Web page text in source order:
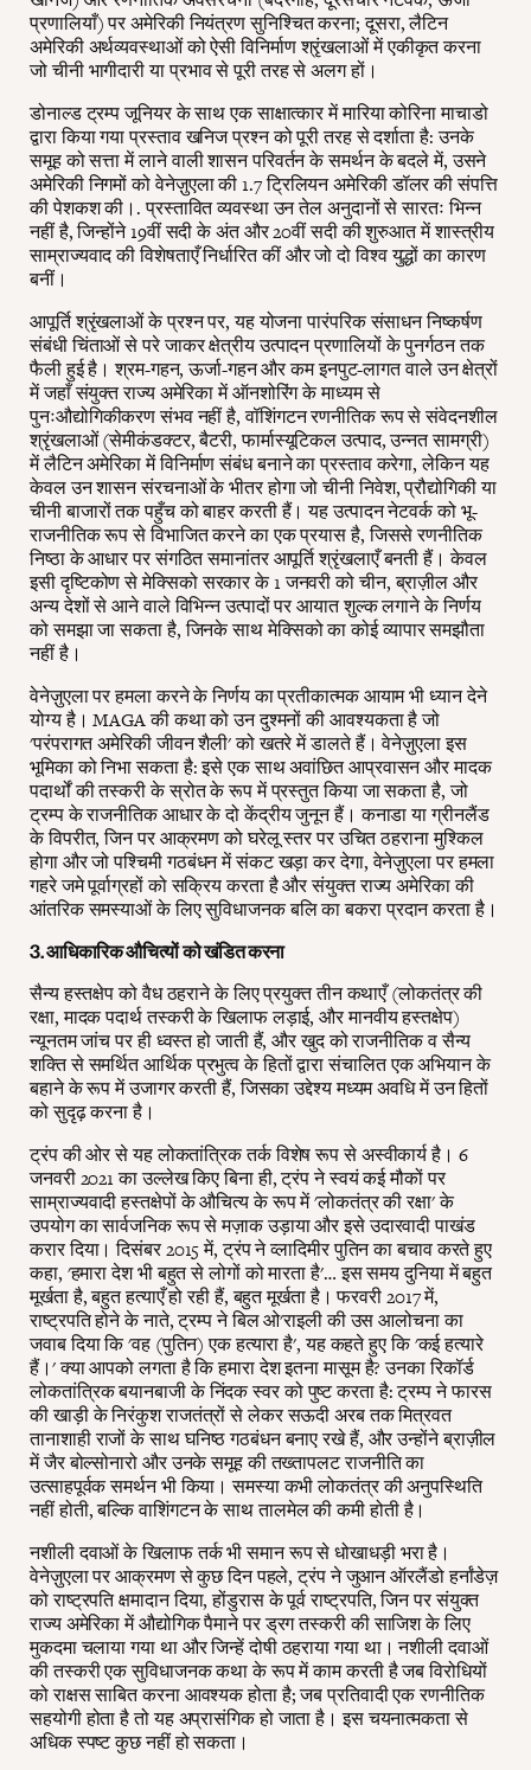
प्रणालियाँ) पर अमेरिकी नियंत्रण सुनिश्चित करना; दूसरा, लैटिन
अमेरिकी अर्थव्यवस्थाओं को ऐसी विनिर्माण श्रृंखलाओं में एकीकृत करना
जो चीनी भागीदारी या प्रभाव से पूरी तरह से अलग हों।
डोनाल्ड ट्रम्प जूनियर के साथ एक साक्षात्कार में मारिया कोरिना माचाडो
द्वारा किया गया प्रस्ताव खनिज प्रश्न को पूरी तरह से दर्शाता है: उनके
समूह को सत्ता में लाने वाली शासन परिवर्तन के समर्थन के बदले में, उसने
अमेरिकी निगमों को वेनेज़ुएला की 1.7 ट्रिलियन अमेरिकी डॉलर की संपत्ति
की पेशकश की।. प्रस्तावित व्यवस्था उन तेल अनुदानों से सारतः भिन्न
नहीं है, जिन्होंने 19वीं सदी के अंत और 20वीं सदी की शुरुआत में शास्त्रीय
साम्राज्यवाद की विशेषताएँ निर्धारित कीं और जो दो विश्व युद्धों का कारण
बनीं।
आपूर्ति श्रृंखलाओं के प्रश्न पर, यह योजना पारंपरिक संसाधन निष्कर्षण
संबंधी चिंताओं से परे जाकर क्षेत्रीय उत्पादन प्रणालियों के पुनर्गठन तक
फैली हुई है। श्रम-गहन, ऊर्जा-गहन और कम इनपुट-लागत वाले उन क्षेत्रों
में जहाँ संयुक्त राज्य अमेरिका में ऑनशोरिंग के माध्यम से
पुनःऔद्योगिकीकरण संभव नहीं है, वॉशिंगटन रणनीतिक रूप से संवेदनशील
श्रृंखलाओं (सेमीकंडक्टर, बैटरी, फार्मास्यूटिकल उत्पाद, उन्नत सामग्री)
में लैटिन अमेरिका में विनिर्माण संबंध बनाने का प्रस्ताव करेगा, लेकिन यह
केवल उन शासन संरचनाओं के भीतर होगा जो चीनी निवेश, प्रौद्योगिकी या
चीनी बाजारों तक पहुँच को बाहर करती हैं। यह उत्पादन नेटवर्क को भू-
राजनीतिक रूप से विभाजित करने का एक प्रयास है, जिससे रणनीतिक
निष्ठा के आधार पर संगठित समानांतर आपूर्ति श्रृंखलाएँ बनती हैं। केवल
इसी दृष्टिकोण से मेक्सिको सरकार के 1 जनवरी को चीन, ब्राज़ील और
अन्य देशों से आने वाले विभिन्न उत्पादों पर आयात शुल्क लगाने के निर्णय
को समझा जा सकता है, जिनके साथ मेक्सिको का कोई व्यापार समझौता
नहीं है।
वेनेज़ुएला पर हमला करने के निर्णय का प्रतीकात्मक आयाम भी ध्यान देने
योग्य है। MAGA की कथा को उन दुश्मनों की आवश्यकता है जो
'परंपरागत अमेरिकी जीवन शैली' को खतरे में डालते हैं। वेनेज़ुएला इस
भूमिका को निभा सकता है: इसे एक साथ अवांछित आप्रवासन और मादक
पदार्थों की तस्करी के स्रोत के रूप में प्रस्तुत किया जा सकता है, जो
ट्रम्प के राजनीतिक आधार के दो केंद्रीय जुनून हैं। कनाडा या ग्रीनलैंड
के विपरीत, जिन पर आक्रमण को घरेलू स्तर पर उचित ठहराना मुश्किल
होगा और जो पश्चिमी गठबंधन में संकट खड़ा कर देगा, वेनेज़ुएला पर हमला
गहरे जमे पूर्वाग्रहों को सक्रिय करता है और संयुक्त राज्य अमेरिका की
आंतरिक समस्याओं के लिए सुविधाजनक बलि का बकरा प्रदान करता है।
3. आधिकारिक औचित्यों को खंडित करना
सैन्य हस्तक्षेप को वैध ठहराने के लिए प्रयुक्त तीन कथाएँ (लोकतंत्र की
रक्षा, मादक पदार्थ तस्करी के खिलाफ लड़ाई, और मानवीय हस्तक्षेप)
न्यूनतम जांच पर ही ध्वस्त हो जाती हैं, और खुद को राजनीतिक व सैन्य
शक्ति से समर्थित आर्थिक प्रभुत्व के हितों द्वारा संचालित एक अभियान के
बहाने के रूप में उजागर करती हैं, जिसका उद्देश्य मध्यम अवधि में उन हितों
को सुदृढ़ करना है।
ट्रंप की ओर से यह लोकतांत्रिक तर्क विशेष रूप से अस्वीकार्य है। 6
जनवरी 2021 का उल्लेख किए बिना ही, ट्रंप ने स्वयं कई मौकों पर
साम्राज्यवादी हस्तक्षेपों के औचित्य के रूप में 'लोकतंत्र की रक्षा' के
उपयोग का सार्वजनिक रूप से मज़ाक उड़ाया और इसे उदारवादी पाखंड
करार दिया। दिसंबर 2015 में, ट्रंप ने व्लादिमीर पुतिन का बचाव करते हुए
कहा, 'हमारा देश भी बहुत से लोगों को मारता है'… इस समय दुनिया में बहुत
मूर्खता है, बहुत हत्याएँ हो रही हैं, बहुत मूर्खता है। फरवरी 2017 में,
राष्ट्रपति होने के नाते, ट्रम्प ने बिल ओ'राइली की उस आलोचना का
जवाब दिया कि 'वह (पुतिन) एक हत्यारा है', यह कहते हुए कि 'कई हत्यारे
हैं।' क्या आपको लगता है कि हमारा देश इतना मासूम है? उनका रिकॉर्ड
लोकतांत्रिक बयानबाजी के निंदक स्वर को पुष्ट करता है: ट्रम्प ने फारस
की खाड़ी के निरंकुश राजतंत्रों से लेकर सऊदी अरब तक मित्रवत
तानाशाही राजों के साथ घनिष्ठ गठबंधन बनाए रखे हैं, और उन्होंने ब्राज़ील
में जैर बोल्सोनारो और उनके समूह की तख्तापलट राजनीति का
उत्साहपूर्वक समर्थन भी किया। समस्या कभी लोकतंत्र की अनुपस्थिति
नहीं होती, बल्कि वाशिंगटन के साथ तालमेल की कमी होती है।
नशीली दवाओं के खिलाफ तर्क भी समान रूप से धोखाधड़ी भरा है।
वेनेज़ुएला पर आक्रमण से कुछ दिन पहले, ट्रंप ने जुआन ऑरलैंडो हर्नांडेज़
को राष्ट्रपति क्षमादान दिया, होंडुरास के पूर्व राष्ट्रपति, जिन पर संयुक्त
राज्य अमेरिका में औद्योगिक पैमाने पर ड्रग तस्करी की साजिश के लिए
मुकदमा चलाया गया था और जिन्हें दोषी ठहराया गया था। नशीली दवाओं
की तस्करी एक सुविधाजनक कथा के रूप में काम करती है जब विरोधियों
को राक्षस साबित करना आवश्यक होता है; जब प्रतिवादी एक रणनीतिक
सहयोगी होता है तो यह अप्रासंगिक हो जाता है। इस चयनात्मकता से
अधिक स्पष्ट कुछ नहीं हो सकता।